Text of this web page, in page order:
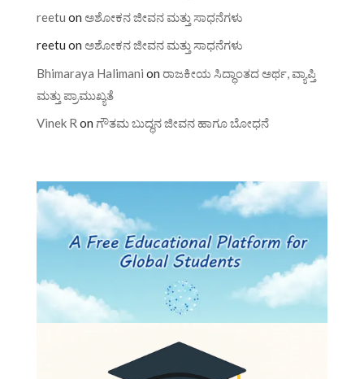
reetu on ಅಶೋಕನ ಜೀವನ ಮತ್ತು ಸಾಧನೆಗಳು
reetu on ಅಶೋಕನ ಜೀವನ ಮತ್ತು ಸಾಧನೆಗಳು
Bhimaraya Halimani on ರಾಜಕೀಯ ಸಿದ್ಧಾಂತದ ಅರ್ಥ, ವ್ಯಾಪ್ತಿ
ಮತ್ತು ಪ್ರಾಮುಖ್ಯತೆ
Vinek R on ಗೌತಮ ಬುದ್ಧನ ಜೀವನ ಹಾಗೂ ಬೋಧನೆ